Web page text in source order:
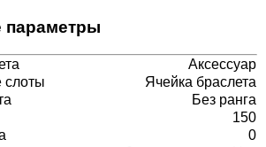
Аксессуар
Ячейка браслета
Без ранга
150
0